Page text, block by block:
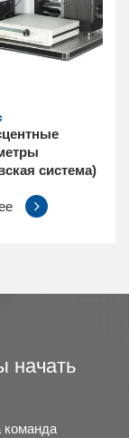
система)
начать